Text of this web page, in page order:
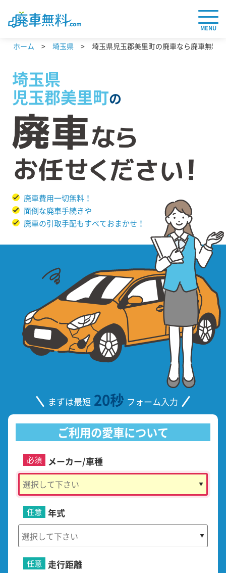
MENU
ホーム 埼玉県 埼玉県児玉郡美里町の廃車なら廃車無料
埼玉県
児玉郡美里町の
廃車費用一切無料！
面倒な廃車手続きや
廃車の引取手配もすべておまかせ！
まずは最短 20秒 フォーム入力
ご利用の愛車について
メーカー/車種
必須
年式
任意
走行距離
任意